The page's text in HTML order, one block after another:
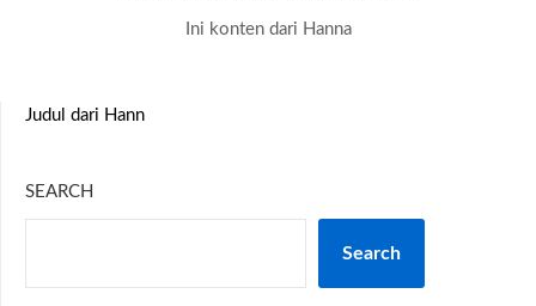
Ini konten dari Hanna
Judul dari Hann
SEARCH
Search